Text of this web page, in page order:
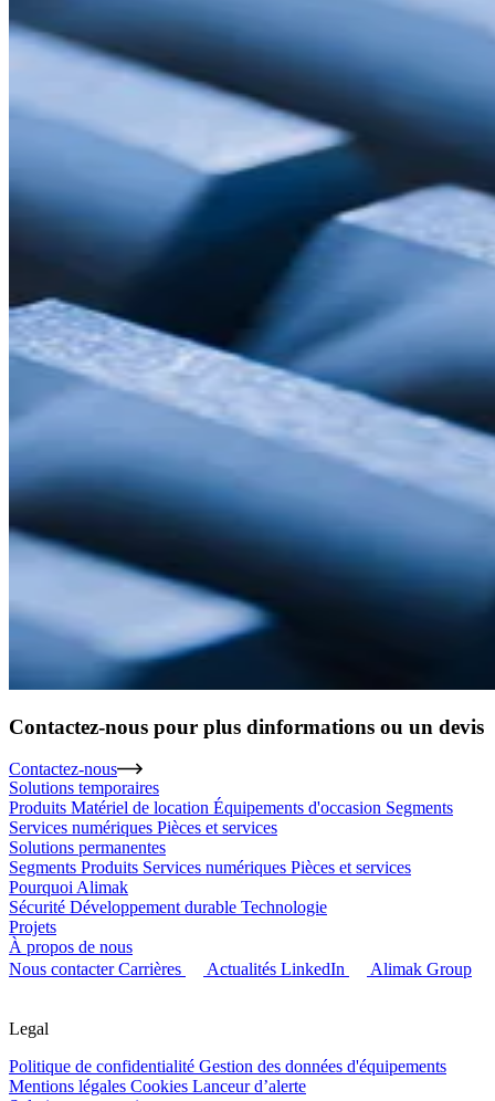
Contactez-nous pour plus dinformations ou un devis
Contactez-nous
Solutions temporaires
Produits Matériel de location Équipements d'occasion Segments
Services numériques Pièces et services
Solutions permanentes
Segments Produits Services numériques Pièces et services
Pourquoi Alimak
Sécurité Développement durable Technologie
Projets
À propos de nous
Nous contacter Carrières Actualités LinkedIn Alimak Group
Legal
Politique de confidentialité Gestion des données d'équipements
Mentions légales Cookies Lanceur d’alerte